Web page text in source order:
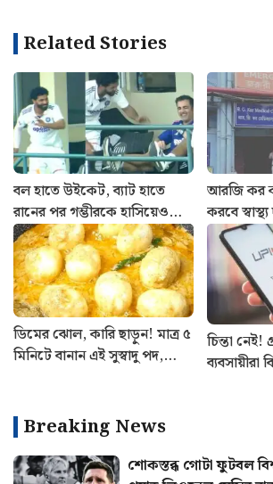
Related Stories
বল হাতে উইকেট, ব্যাট হাতে
রানের পর গম্ভীরকে হাসিয়েও
দেখালেন জাদেজা! স্বস্তিতে
ভারতীয় দল
আরজি কর
করবে
করা হবে?
ডিমের ঝোল, কারি ছাড়ুন! মাত্র ৫
মিনিটে বানান এই সুস্বাদু পদ,
চিন্তা নেই!
ব্যবসায়ীরা
Breaking News
শোকস্তব্ধ গোটা ফুটবল